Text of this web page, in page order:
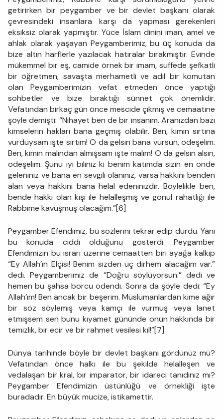
getirirken bir peygamber ve bir devlet başkanı olarak
çevresindeki insanlara karşı da yapması gerekenleri
eksiksiz olarak yapmıştır. Yüce İslam dinini iman, amel ve
ahlak olarak yaşayan Peygamberimiz, bu üç konuda da
bize altın harflerle yazılacak hatıralar bırakmıştır. Evinde
mükemmel bir eş, camide örnek bir imam, suffede şefkatli
bir öğretmen, savaşta merhametli ve adil bir komutan
olan Peygamberimizin vefat etmeden önce yaptığı
sohbetler ve bize bıraktığı sünnet çok önemlidir.
Vefatından birkaç gün önce mescide çıkmış ve cemaatine
şöyle demişti: “Nihayet ben de bir insanım. Aranızdan bazı
kimselerin hakları bana geçmiş olabilir. Ben, kimin sırtına
vurduysam işte sırtım! O da gelsin bana vursun, ödeşelim.
Ben, kimin malından almışsam işte malım! O da gelsin alsın,
ödeşelim. Şunu iyi biliniz ki benim katımda sizin en önde
geleniniz ve bana en sevgili olanınız, varsa hakkını benden
alan veya hakkını bana helal edeninizdir. Böylelikle ben,
bende hakkı olan kişi ile helalleşmiş ve gönül rahatlığı ile
Rabbime kavuşmuş olacağım.”[6]
Peygamber Efendimiz, bu sözlerini tekrar edip durdu. Yani
bu konuda ciddi olduğunu gösterdi. Peygamber
Efendimizin bu ısrarı üzerine cemaatten biri ayağa kalkıp
“Ey Allah’ın Elçisi! Benim sizden üç dirhem alacağım var.”
dedi. Peygamberimiz de “Doğru söylüyorsun.” dedi ve
hemen bu şahsa borcu ödendi. Sonra da şöyle dedi: “Ey
Allah’ım! Ben ancak bir beşerim. Müslümanlardan kime ağır
bir söz söylemiş veya kamçı ile vurmuş veya lanet
etmişsem sen bunu kıyamet gününde onun hakkında bir
temizlik, bir ecir ve bir rahmet vesilesi kıl!”[7]
Dünya tarihinde böyle bir devlet başkanı gördünüz mü?
Vefatından önce halkı ile bu şekilde helalleşen ve
vedalaşan bir kral, bir imparator, bir idareci tanıdınız mı?
Peygamber Efendimizin üstünlüğü ve örnekliği işte
buradadır. En büyük mucize, istikamettir.